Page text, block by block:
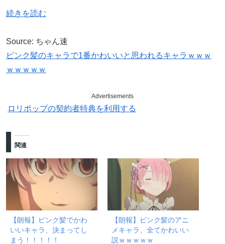
続きを読む
Source: ちゃん速
ピンク髪のキャラで1番かわいいと思われるキャラｗｗｗ
ｗｗｗｗｗ
Advertisements
ロリポップの契約者特典を利用する
関連
【朗報】ピンク髪でかわ
いいキャラ、決まってし
まう！！！！！
【朗報】ピンク髪のアニ
メキャラ、全てかわいい
説ｗｗｗｗｗ